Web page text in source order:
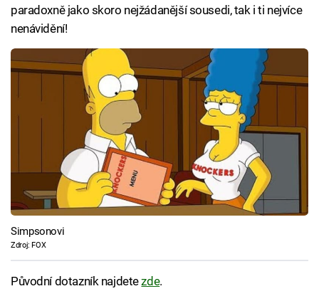
paradoxně jako skoro nejžádanější sousedi, tak i ti nejvíce
nenávidění!
Simpsonovi
Zdroj: FOX
Původní dotazník najdetezde.